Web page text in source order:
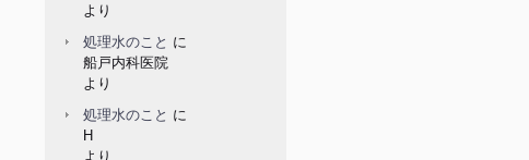
より
処理水のこと に
船戸内科医院
より
処理水のこと に
H
より